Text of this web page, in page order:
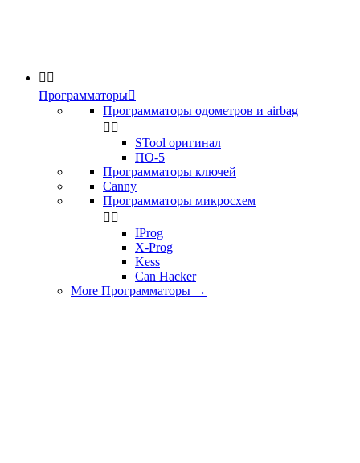
 
Программаторы
Программаторы одометров и airbag
 
STool оригинал
ПО-5
Программаторы ключей
Canny
Программаторы микросхем
 
IProg
X-Prog
Kess
Can Hacker
More Программаторы →